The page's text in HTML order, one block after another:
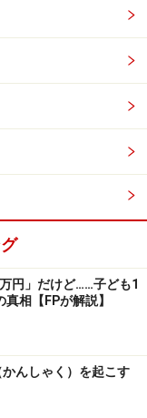
己表現」と訳され
ません。でも私は
気持ちをサラリと
張型」のあな
は「非主張型」の
「非主張型」が
」は多いといわれ
、無理をして出席
て、自分を後回し
円」だけど……子ども1
相【FPが解説】
んしゃく）を起こす